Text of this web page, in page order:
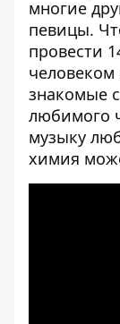
многие
певицы.
провести
человеком
знакомые
любимого
музыку
химия